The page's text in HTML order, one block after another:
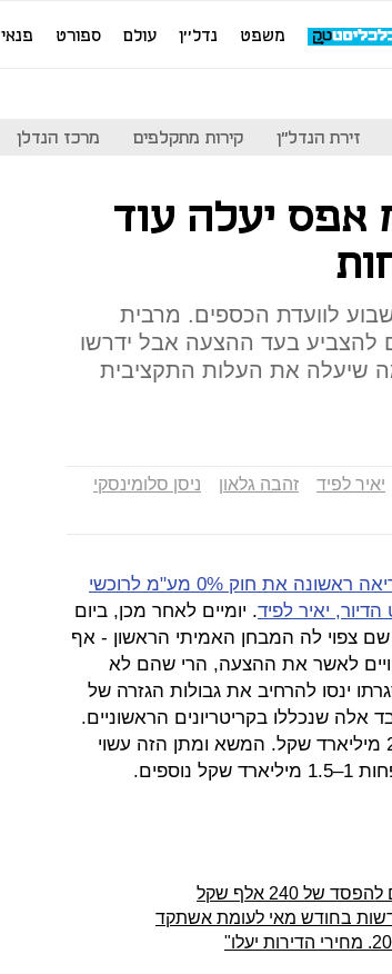
משפט נדל''ן עולם ספורט פנאי
זירת הנדל"ן קירות מתקלפים מרכז הנדלן
יעלה עוד
לוועדת הכספים. מרבית
להצביע בעד ההצעה אבל ידרשו
שיעלה את העלות התקציבית
יאיר לפיד זהבה גלאון
ניסן סלומינסקי
מליאת הכנסת צפויה לאשר מחר (ב') בקריאה ראשונה את חוק 0% מע"מ לרוכשי
יאיר לפיד. יומיים לאחר מכן, ביום
צפוי לה המבחן האמיתי הראשון - אף
לאשר את ההצעה, הרי שהם לא
ינסו להרחיב את גבולות הגזרה של
שנכללו בקריטריונים הראשוניים.
עלות ההצעה של לפיד כיום מוערכת ב־2.4 מיליארד שקל. המשא ומתן הזה עשוי